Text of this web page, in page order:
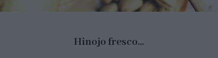
Hinojo fresco…